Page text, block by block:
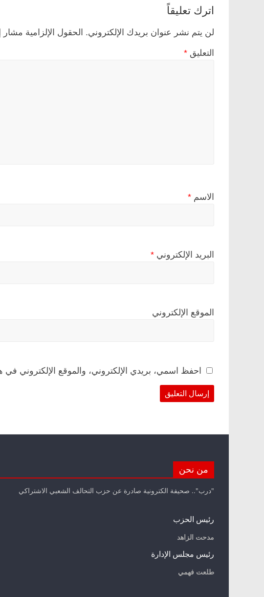
اترك تعليقاً
لن يتم نشر عنوان بريدك الإلكتروني. الحقول الإلزامية مشار
التعليق *
الاسم *
البريد الإلكتروني *
الموقع الإلكتروني
احفظ اسمي، بريدي الإلكتروني، والموقع الإلكتروني في
من نحن
"درب".. صحيفة الكترونية صادرة عن حزب التحالف الشعبي الاشتراكي
رئيس الحزب
مدحت الزاهد
رئيس مجلس الإدارة
طلعت فهمي